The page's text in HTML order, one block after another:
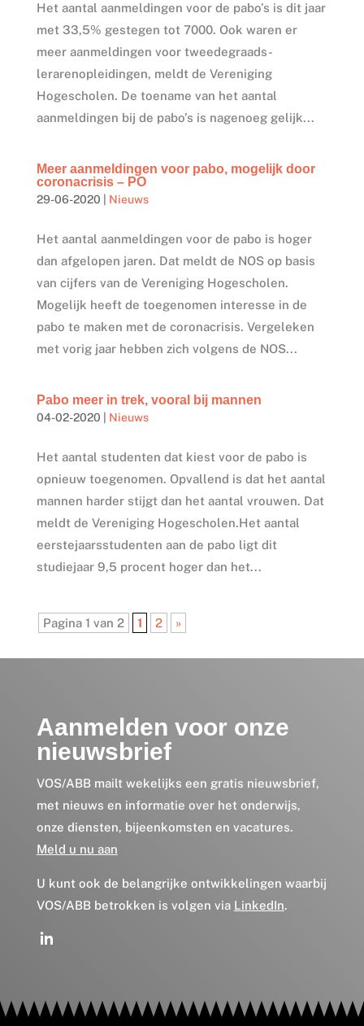
Het aantal aanmeldingen voor de pabo’s is dit jaar
met 33,5% gestegen tot 7000. Ook waren er
meer aanmeldingen voor tweedegraads-
lerarenopleidingen, meldt de Vereniging
Hogescholen. De toename van het aantal
aanmeldingen bij de pabo’s is nagenoeg gelijk...
Meer aanmeldingen voor pabo, mogelijk door
coronacrisis – PO
29-06-2020 Nieuws
Het aantal aanmeldingen voor de pabo is hoger
dan afgelopen jaren. Dat meldt de NOS op basis
van cijfers van de Vereniging Hogescholen.
Mogelijk heeft de toegenomen interesse in de
pabo te maken met de coronacrisis. Vergeleken
met vorig jaar hebben zich volgens de NOS...
Pabo meer in trek, vooral bij mannen
04-02-2020 Nieuws
Het aantal studenten dat kiest voor de pabo is
opnieuw toegenomen. Opvallend is dat het aantal
mannen harder stijgt dan het aantal vrouwen. Dat
meldt de Vereniging Hogescholen.Het aantal
eerstejaarsstudenten aan de pabo ligt dit
studiejaar 9,5 procent hoger dan het...
Pagina 1 van 2 1 2 »
Aanmelden voor onze
nieuwsbrief
VOS/ABB mailt wekelijks een gratis nieuwsbrief,
met nieuws en informatie over het onderwijs,
onze diensten, bijeenkomsten en vacatures.
Meld u nu aan
U kunt ook de belangrijke ontwikkelingen waarbij
VOS/ABB betrokken is volgen via LinkedIn.